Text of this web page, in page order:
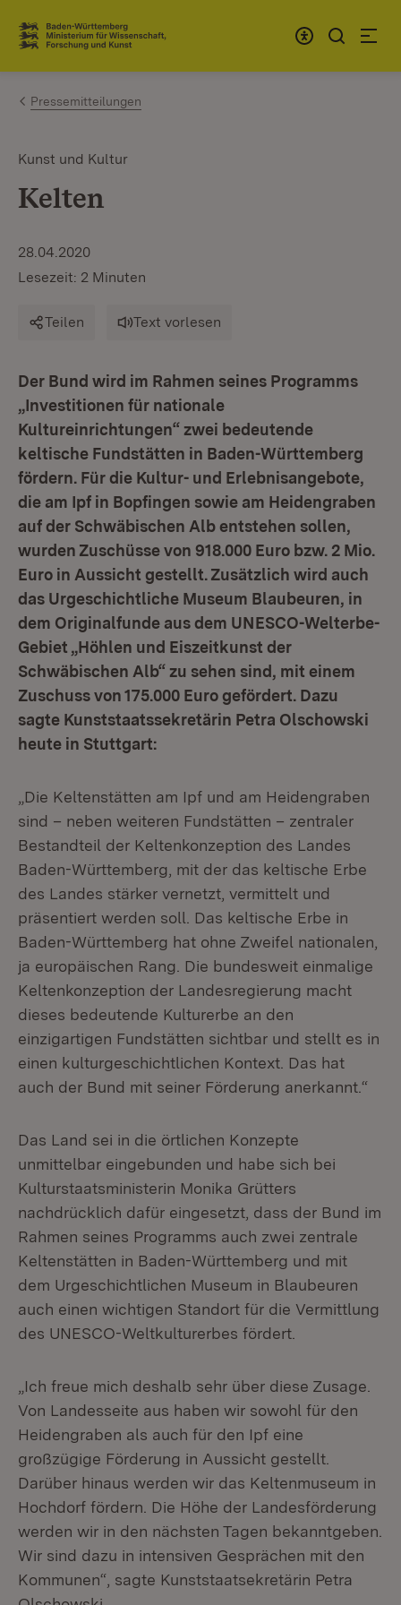
Zum Inhalt springen
Link zur Startseite
Pressemitteilungen
Kunst und Kultur
Kelten
28.04.2020
Lesezeit: 2 Minuten
Teilen Text vorlesen
Der Bund wird im Rahmen seines Programms
„Investitionen für nationale
Kultureinrichtungen“ zwei bedeutende
keltische Fundstätten in Baden-Württemberg
fördern. Für die Kultur- und Erlebnisangebote,
die am Ipf in Bopfingen sowie am Heidengraben
auf der Schwäbischen Alb entstehen sollen,
wurden Zuschüsse von 918.000 Euro bzw. 2 Mio.
Euro in Aussicht gestellt. Zusätzlich wird auch
das Urgeschichtliche Museum Blaubeuren, in
dem Originalfunde aus dem UNESCO-Welterbe-
Gebiet „Höhlen und Eiszeitkunst der
Schwäbischen Alb“ zu sehen sind, mit einem
Zuschuss von 175.000 Euro gefördert. Dazu
sagte Kunststaatssekretärin Petra Olschowski
heute in Stuttgart:
„Die Keltenstätten am Ipf und am Heidengraben
sind – neben weiteren Fundstätten – zentraler
Bestandteil der Keltenkonzeption des Landes
Baden-Württemberg, mit der das keltische Erbe
des Landes stärker vernetzt, vermittelt und
präsentiert werden soll. Das keltische Erbe in
Baden-Württemberg hat ohne Zweifel nationalen,
ja europäischen Rang. Die bundesweit einmalige
Keltenkonzeption der Landesregierung macht
dieses bedeutende Kulturerbe an den
einzigartigen Fundstätten sichtbar und stellt es in
einen kulturgeschichtlichen Kontext. Das hat
auch der Bund mit seiner Förderung anerkannt.“
Das Land sei in die örtlichen Konzepte
unmittelbar eingebunden und habe sich bei
Kulturstaatsministerin Monika Grütters
nachdrücklich dafür eingesetzt, dass der Bund im
Rahmen seines Programms auch zwei zentrale
Keltenstätten in Baden-Württemberg und mit
dem Urgeschichtlichen Museum in Blaubeuren
auch einen wichtigen Standort für die Vermittlung
des UNESCO-Weltkulturerbes fördert.
„Ich freue mich deshalb sehr über diese Zusage.
Von Landesseite aus haben wir sowohl für den
Heidengraben als auch für den Ipf eine
großzügige Förderung in Aussicht gestellt.
Darüber hinaus werden wir das Keltenmuseum in
Hochdorf fördern. Die Höhe der Landesförderung
werden wir in den nächsten Tagen bekanntgeben.
Wir sind dazu in intensiven Gesprächen mit den
Kommunen“, sagte Kunststaatsekretärin Petra